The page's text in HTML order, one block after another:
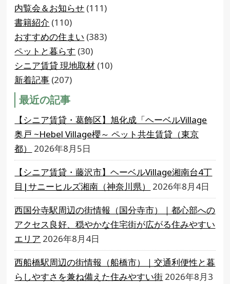
内覧会＆お知らせ (111)
書籍紹介 (110)
おすすめの住まい (383)
ペットと暮らす (30)
シニア賃貸 現地取材 (10)
新着記事 (207)
最近の記事
【シニア賃貸・葛飾区】旭化成「ヘーベルVillage
奥戸 ~Hebel Village櫻～ ペット共生賃貸（東京
都）
2026年8月5日
【シニア賃貸・藤沢市】ヘーベルVillage湘南台4丁
目|サニーヒルズ湘南（神奈川県）
2026年8月4日
西国分寺駅周辺の街情報（国分寺市）｜都心部への
アクセス良好、穏やかな住宅街が広がる住みやすい
エリア 2026年8月4日
西船橋駅周辺の街情報（船橋市）｜交通利便性と暮
らしやすさを兼ね備えた住みやすい街 2026年8月3